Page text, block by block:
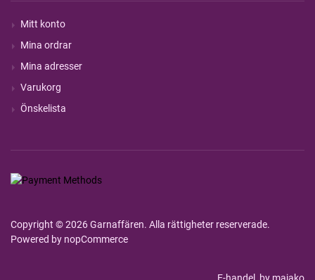
Mitt konto
Mina ordrar
Mina adresser
Varukorg
Önskelista
Copyright © 2026 Garnaffären. Alla rättigheter reserverade.
Powered by nopCommerce
E-handel by majako